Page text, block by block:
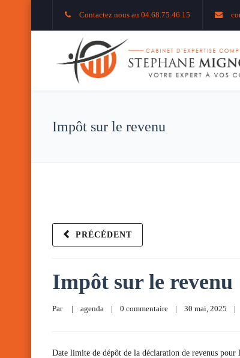
Contactez nous au 04.68.75.46.15
Impôt sur le revenu
PRÉCÉDENT
Impôt sur le revenu
Par | agenda | 0 commentaire | 30 mai, 2025 |
Date limite de dépôt de la déclaration de revenus pour